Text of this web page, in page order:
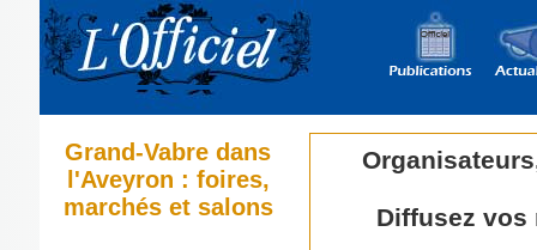
Grand-Vabre dans
l'Aveyron : foires,
marchés et salons
Diffusez vos